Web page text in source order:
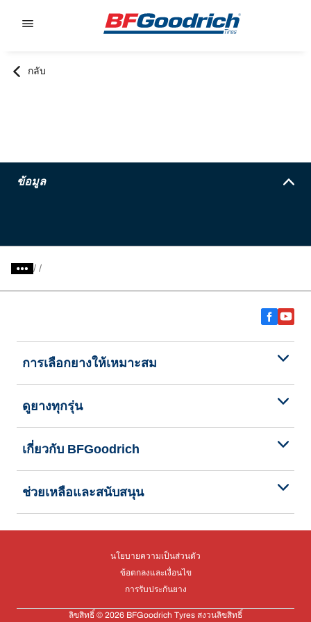
กลับ
ข้อมูล
/
การเลือกยางให้เหมาะสม
ดูยางทุกรุ่น
เกี่ยวกับ BFGoodrich
ช่วยเหลือและสนับสนุน
นโยบายความเป็นส่วนตัว
ข้อตกลงและเงื่อนไข
การรับประกันยาง
ลิขสิทธิ์ © 2026 BFGoodrich Tyres สงวนลิขสิทธิ์